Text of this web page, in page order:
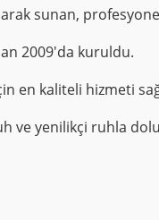
sunan,
2009'da kuruldu.
en kaliteli hizmeti
ve yenilikçi ruhla